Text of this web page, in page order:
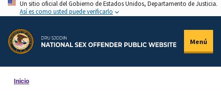
Pasar
al
contenido
principal
Un sitio oficial del Gobierno de Estados Unidos, Departamento de Justicia.
Así es como usted puede verificarlo
Menú
Inicio